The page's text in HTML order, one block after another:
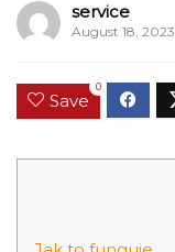
service
August 18, 2023
Save
0